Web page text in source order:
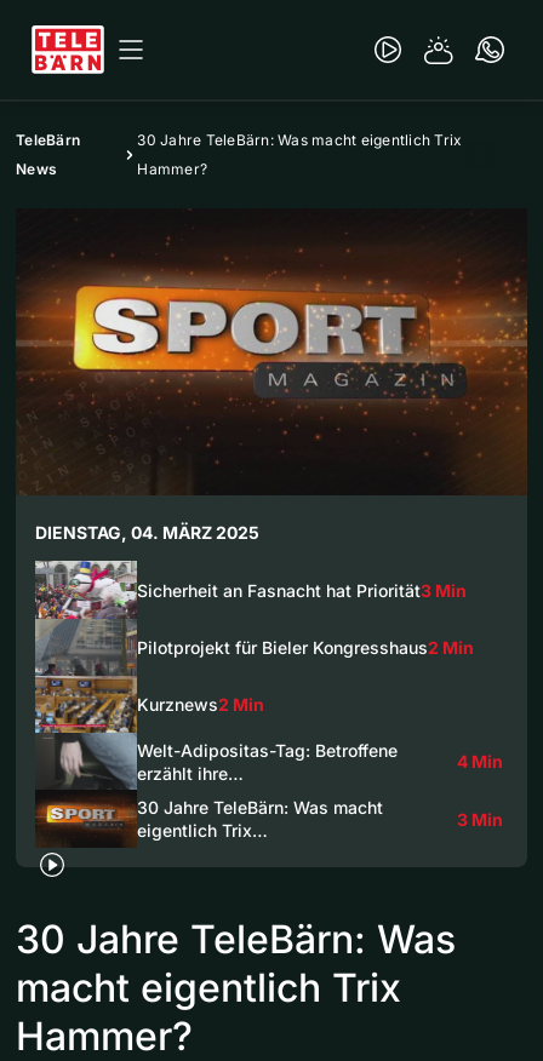
TeleBärn
News
30 Jahre TeleBärn: Was macht eigentlich Trix
Hammer?
DIENSTAG, 04. MÄRZ 2025
Sicherheit an Fasnacht hat Priorität3 Min
Pilotprojekt für Bieler Kongresshaus2 Min
Kurznews2 Min
Welt-Adipositas-Tag: Betroffene
erzählt ihre…
4 Min
30 Jahre TeleBärn: Was macht
eigentlich Trix…
3 Min
30 Jahre TeleBärn: Was
macht eigentlich Trix
Hammer?